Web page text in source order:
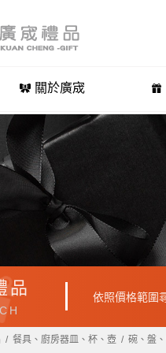
關於廣宬
品 依照價格範圍
餐具、廚房器皿、杯、壺 碗、盤